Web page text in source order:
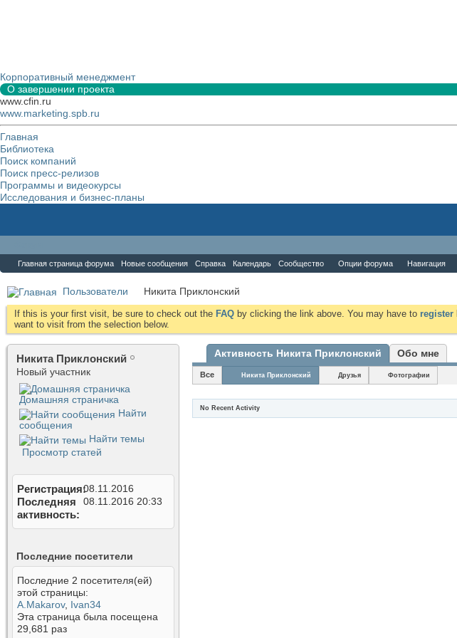
Корпоративный менеджмент
О завершении проекта
www.cfin.ru
www.marketing.spb.ru
Главная
Библиотека
Поиск компаний
Поиск пресс-релизов
Программы и видеокурсы
Исследования и бизнес-планы
Главная страница форума Новые сообщения Справка Календарь Сообщество Опции форума Навигация
Пользователи Никита Приклонский
If this is your first visit, be sure to check out the FAQ by clicking the link above. You may have to register
want to visit from the selection below.
Никита Приклонский
Новый участник
Домашняя страничка
Найти
сообщения
Найти темы
Просмотр статей
Регистрация08.11.2016
Последняя
активность
08.11.2016 20:33
Последние посетители
Последние 2 посетителя(ей)
этой страницы:
A.Makarov, Ivan34
Эта страница была посещена
29,681 раз
Активность Никита Приклонский Обо мне
Все Никита Приклонский Друзья Фотографии
No Recent Activity